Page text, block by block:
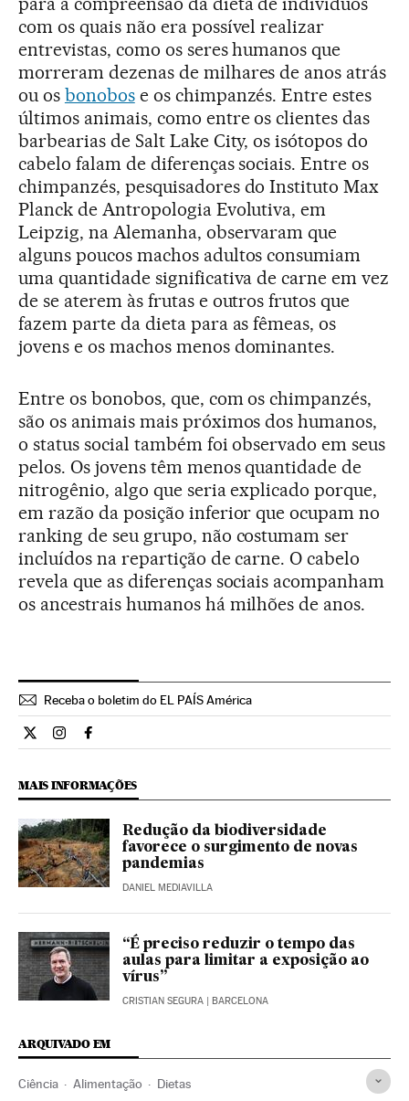
com os quais não era possível realizar
entrevistas, como os seres humanos que
morreram dezenas de milhares de anos atrás
ou os bonobose os chimpanzés. Entre estes
últimos animais, como entre os clientes das
barbearias de Salt Lake City, os isótopos do
cabelo falam de diferenças sociais. Entre os
chimpanzés, pesquisadores do Instituto Max
Planck de Antropologia Evolutiva, em
Leipzig, na Alemanha, observaram que
alguns poucos machos adultos consumiam
uma quantidade significativa de carne em vez
de se aterem às frutas e outros frutos que
fazem parte da dieta para as fêmeas, os
jovens e os machos menos dominantes.
Entre os bonobos, que, com os chimpanzés,
são os animais mais próximos dos humanos,
o status social também foi observado em seus
pelos. Os jovens têm menos quantidade de
nitrogênio, algo que seria explicado porque,
em razão da posição inferior que ocupam no
ranking de seu grupo, não costumam ser
incluídos na repartição de carne. O cabelo
revela que as diferenças sociais acompanham
os ancestrais humanos há milhões de anos.
Receba o boletim do EL PAÍS América
Ciencia El País Brasil en Twitter
Ciencia El País Brasil en Instagram
Ciencia El País Brasil en Facebook
MAIS INFORMAÇÕES
Redução da biodiversidade
favorece o surgimento de novas
pandemias
DANIEL MEDIAVILLA
“É preciso reduzir o tempo das
aulas para limitar a exposição ao
vírus”
CRISTIAN SEGURA | BARCELONA
ARQUIVADO EM
Ciência Alimentação Dietas